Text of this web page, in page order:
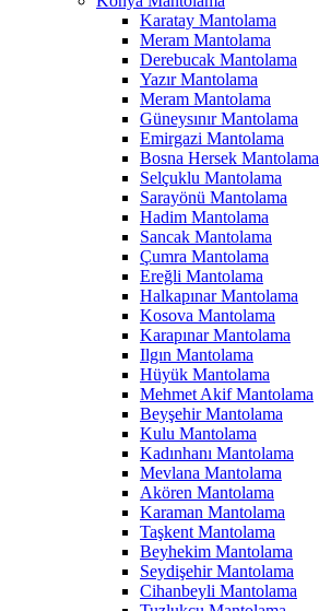
Karatay Mantolama
Meram Mantolama
Derebucak Mantolama
Yazır Mantolama
Meram Mantolama
Güneysınır Mantolama
Emirgazi Mantolama
Bosna Hersek Mantolama
Selçuklu Mantolama
Sarayönü Mantolama
Hadim Mantolama
Sancak Mantolama
Çumra Mantolama
Ereğli Mantolama
Halkapınar Mantolama
Kosova Mantolama
Karapınar Mantolama
Ilgın Mantolama
Hüyük Mantolama
Mehmet Akif Mantolama
Beyşehir Mantolama
Kulu Mantolama
Kadınhanı Mantolama
Mevlana Mantolama
Akören Mantolama
Karaman Mantolama
Taşkent Mantolama
Beyhekim Mantolama
Seydişehir Mantolama
Cihanbeyli Mantolama